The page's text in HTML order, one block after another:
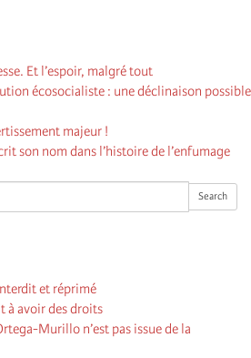
Search
et réprimé
à avoir des droits
Murillo n’est pas issue de la
Et l’espoir, malgré tout
écosocialiste : une déclinaison possible
majeur !
son nom dans l’histoire de l’enfumage